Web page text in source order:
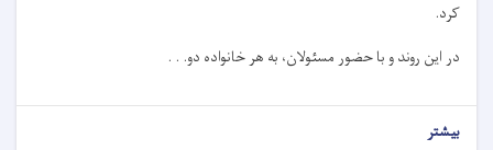
کرد.
در این روند و با حضور مسئولان، به هر خانواده دو. . .
بیشتر